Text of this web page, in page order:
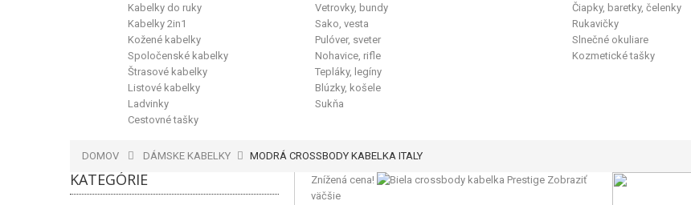
Kabelky do ruky
Kabelky 2in1
Kožené kabelky
Spoločenské kabelky
Štrasové kabelky
Listové kabelky
Ladvinky
Cestovné tašky
Vetrovky, bundy
Sako, vesta
Pulóver, sveter
Nohavice, rifle
Tepláky, legíny
Blúzky, košele
Sukňa
Čiapky, baretky, čelenky
Rukavičky
Slnečné okuliare
Kozmetické tašky
DOMOV DÁMSKE KABELKY MODRÁ CROSSBODY KABELKA ITALY
KATEGÓRIE Znížená cena!
Zobraziť
väčšie